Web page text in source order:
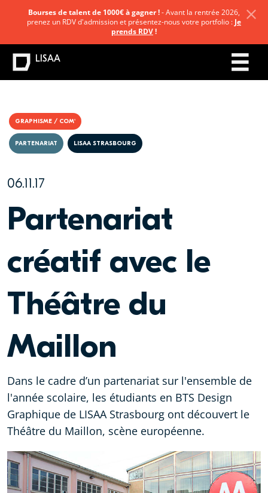
GRAPHISME / COM'
06.11.17
PARTENARIAT LISAA STRASBOURG
Partenariat
créatif avec le
Théâtre du
Maillon
Dans le cadre d’un partenariat sur l'ensemble de
l'année scolaire, les étudiants en BTS Design
Graphique de LISAA Strasbourg ont découvert le
Théâtre du Maillon, scène européenne.
Bourses de talent de 1000€ à gagner !- Avant la rentrée 2026,
prenez un RDV d'admission et présentez-nous votre portfolio : Je
prends RDV!
LISAA